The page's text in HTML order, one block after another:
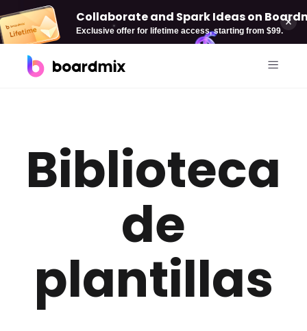
Collaborate and Spark Ideas on
Exclusive offer for lifetime access, starting from $99.
Por caso de uso
Pizarra online
Gestión de proyectos
Desarrollo de producto
Boardmix AI
AI Mind Map
AI Flowchart
AI PPT
Biblioteca
de
plantillas